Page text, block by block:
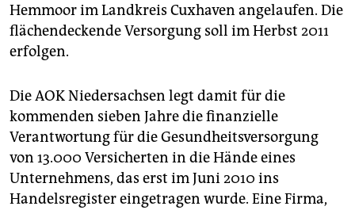
Hemmoor im Landkreis Cuxhaven angelaufen. Die
flächendeckende Versorgung soll im Herbst 2011
erfolgen.
Die AOK Niedersachsen legt damit für die
kommenden sieben Jahre die finanzielle
Verantwortung für die Gesundheitsversorgung
von 13.000 Versicherten in die Hände eines
Unternehmens, das erst im Juni 2010 ins
Handelsregister eingetragen wurde. Eine Firma,